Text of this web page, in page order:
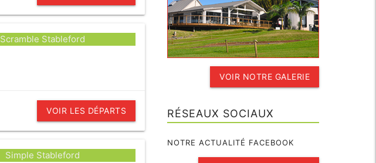
Scramble Stableford
VOIR LES DÉPARTS
Simple Stableford
VOIR NOTRE GALERIE
RÉSEAUX SOCIAUX
NOTRE ACTUALITÉ FACEBOOK